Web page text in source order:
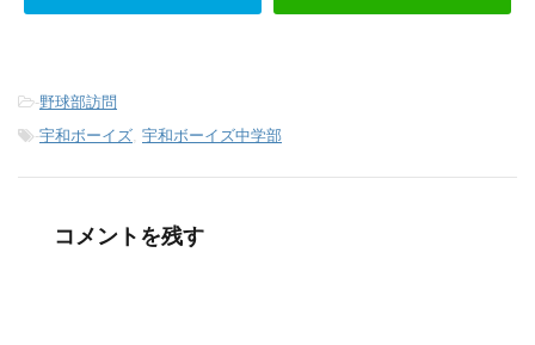
-野球部訪問
-宇和ボーイズ, 宇和ボーイズ中学部
コメントを残す